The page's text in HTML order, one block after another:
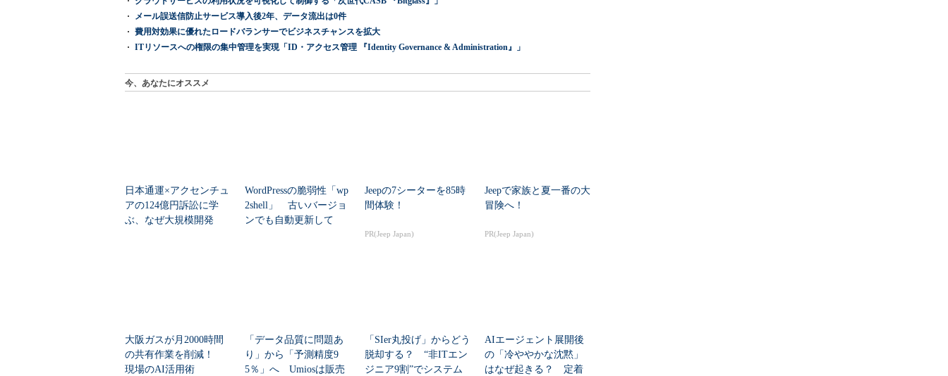
メール誤送信防止サービス導入後2年、データ流出は0件
費用対効果に優れたロードバランサーでビジネスチャンスを拡大
ITリソースへの権限の集中管理を実現「ID・アクセス管理 『Identity Governance & Administration』」
今、あなたにオススメ
日本通運×アクセンチュ
アの124億円訴訟に学
ぶ、なぜ大規模開発
WordPressの脆弱性「wp
2shell」 古いバージョ
ンでも自動更新して
Jeepの7シーターを85時
間体験！
PR(Jeep Japan)
Jeepで家族と夏一番の大
冒険へ！
PR(Jeep Japan)
大阪ガスが月2000時間
の共有作業を削減！
現場のAI活用術
「データ品質に問題あ
り」から「予測精度9
5％」へ Umiosは販売
「SIer丸投げ」からどう
脱却する？ “非ITエン
ジニア9割”でシステム
AIエージェント展開後
の「冷ややかな沈黙」
はなぜ起きる？ 定着